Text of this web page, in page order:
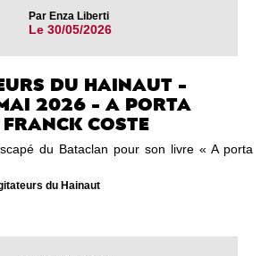
Par Enza Liberti
Le 30/05/2026
DU HAINAUT -
2026 - A PORTA
COSTE
du Bataclan pour son livre « A porta
du Hainaut